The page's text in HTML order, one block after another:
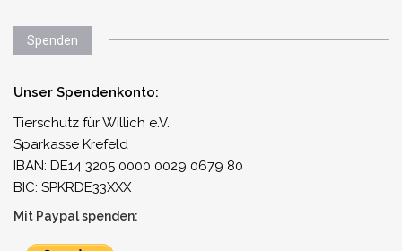
Spenden
Unser Spendenkonto:
Tierschutz für Willich e.V.
Sparkasse Krefeld
IBAN: DE14 3205 0000 0029 0679 80
BIC: SPKRDE33XXX
Mit Paypal spenden: